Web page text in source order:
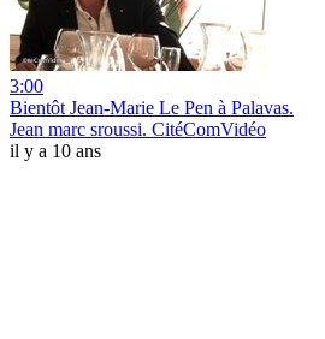
3:00
Bientôt Jean-Marie Le Pen à Palavas.
Jean marc sroussi. CitéComVidéo
il y a 10 ans